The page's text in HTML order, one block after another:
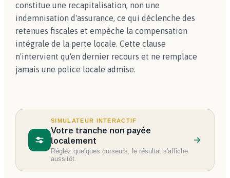
constitue une recapitalisation, non une
indemnisation d'assurance, ce qui déclenche des
retenues fiscales et empêche la compensation
intégrale de la perte locale. Cette clause
n'intervient qu'en dernier recours et ne remplace
jamais une police locale admise.
SIMULATEUR INTERACTIF
Votre tranche non payée
localement
Réglez quelques curseurs, le résultat s'affiche
aussitôt.